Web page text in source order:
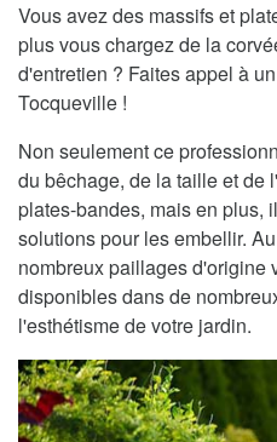
Vous avez des massifs et
plus vous chargez de la
d'entretien ? Faites appel à
Tocqueville !
Non seulement ce
du bêchage, de la taille et de
plates-bandes, mais en plus,
solutions pour les embellir.
nombreux paillages d'origine
disponibles dans de
l'esthétisme de votre jardin.